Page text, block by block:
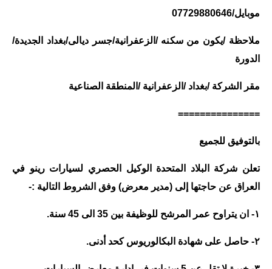
موبايل/07729880646
ملاحظة /يكون من سكنه /الزعفرانية/جسر ديالى/بغداد الجديدة/
الدورة
مقر الشركة /بغداد /الزعفرانية /المنطقة الصناعية
===============
بالتوفيق للجميع
تعلن شركة البلاد المتحدة الوكيل الحصري لسيارات رينو في
العراق عن حاجتها إلى (مدير معرض) وفق الشروط التالية :-
١- ان يتراوح عمر المرشح للوظيفة بين 35 الى 45 سنة.
٢- حاصل على شهادة البكالوريوس كحد أدنى.